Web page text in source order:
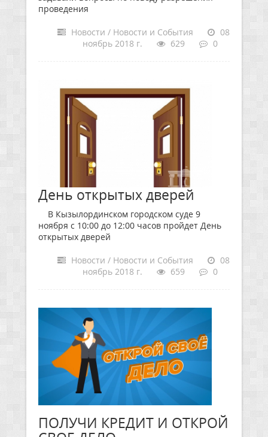
проведения
Новости / Новости и События
08
ноябрь 2018 г.
629 0
День открытых дверей
В Кызылординском городском суде 9
ноября с 10:00 до 12:00 часов пройдет День
открытых дверей
Новости / Новости и События
08
ноябрь 2018 г.
659 0
ПОЛУЧИ КРЕДИТ И ОТКРОЙ